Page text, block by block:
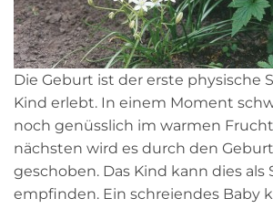
Die Geburt ist der erste physische
Kind erlebt. In einem Moment
noch genüsslich im warmen
nächsten wird es durch den
geschoben. Das Kind kann dies als
empfinden. Ein schreiendes Baby